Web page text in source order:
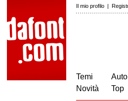
Il mio profilo |
Temi
Novità
Top